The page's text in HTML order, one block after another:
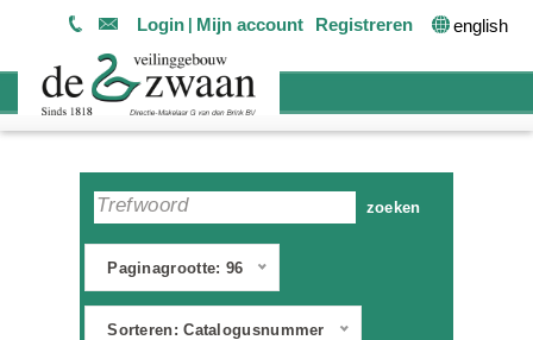
Login Mijn account Registreren english
Paginagrootte: 96
Sorteren: Catalogusnummer